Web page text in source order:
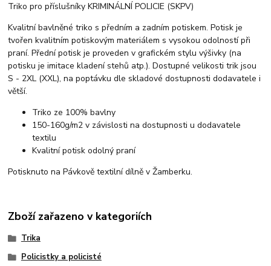
Triko pro příslušníky KRIMINÁLNÍ POLICIE (SKPV)
Kvalitní bavlněné triko s předním a zadním potiskem. Potisk je
tvořen kvalitním potiskovým materiálem s vysokou odolností při
praní. Přední potisk je proveden v grafickém stylu výšivky (na
potisku je imitace kladení stehů atp.). Dostupné velikosti trik jsou
S - 2XL (XXL), na poptávku dle skladové dostupnosti dodavatele i
větší.
Triko ze 100% bavlny
150-160g/m2 v závislosti na dostupnosti u dodavatele
textilu
Kvalitní potisk odolný praní
Potisknuto na Pávkově textilní dílně v Žamberku.
Zboží zařazeno v kategoriích
Trika
Policistky a policisté